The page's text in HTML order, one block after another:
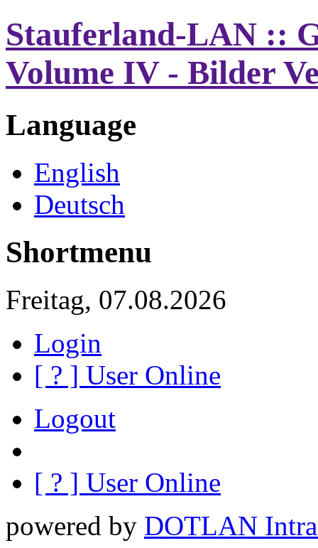
Stauferland-LAN ::
Volume IV - Bilder
Language
English
Deutsch
Shortmenu
Freitag, 07.08.2026
Login
[ ? ] User Online
Logout
[ ? ] User Online
powered by DOTLAN